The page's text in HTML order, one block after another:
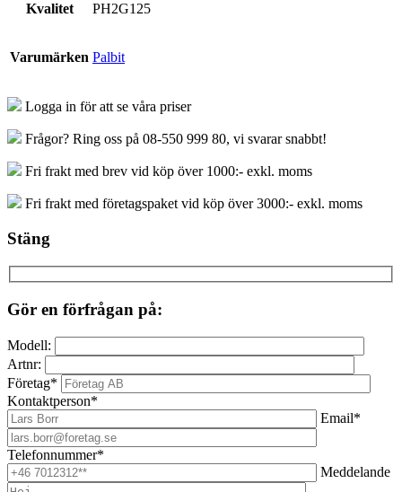
Kvalitet PH2G125
Varumärken Palbit
Logga in för att se våra priser
Frågor? Ring oss på 08-550 999 80, vi svarar snabbt!
Fri frakt med brev vid köp över 1000:- exkl. moms
Fri frakt med företagspaket vid köp över 3000:- exkl. moms
Stäng
Gör en förfrågan på:
Modell:
Artnr:
Företag*
Kontaktperson*
Email*
Telefonnummer*
Meddelande